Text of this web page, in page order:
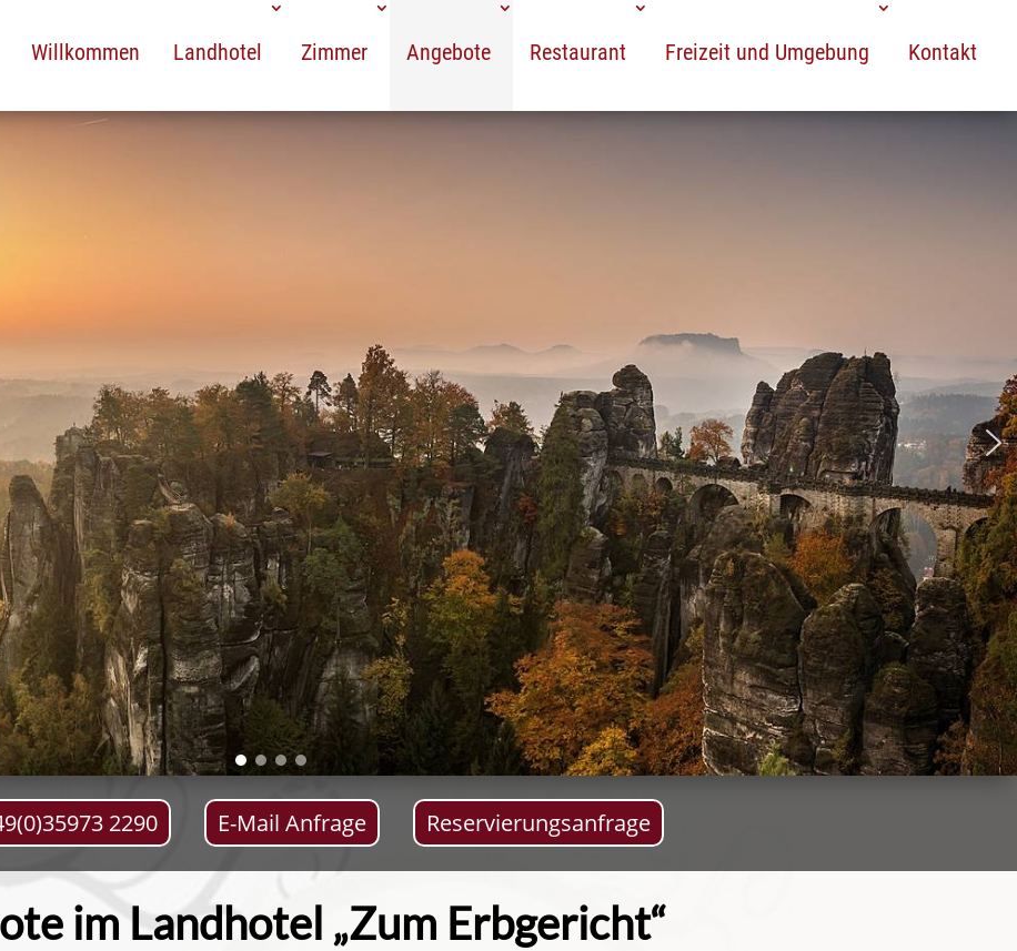
Willkommen Landhotel Zimmer Angebote Restaurant Freizeit und Umgebung Kontakt
2290 E-Mail Anfrage Reservierungsanfrage
im Landhotel „Zum Erbgericht“